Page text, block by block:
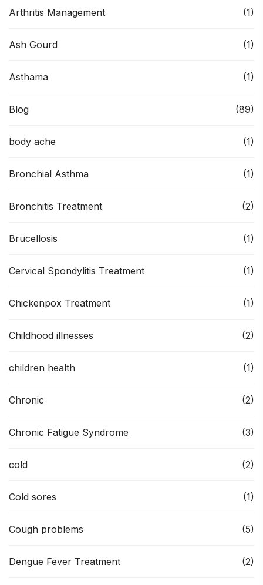
Arthritis Management (1)
Ash Gourd (1)
Asthama (1)
Blog (89)
body ache (1)
Bronchial Asthma (1)
Bronchitis Treatment (2)
Brucellosis (1)
Cervical Spondylitis Treatment (1)
Chickenpox Treatment (1)
Childhood illnesses (2)
children health (1)
Chronic (2)
Chronic Fatigue Syndrome (3)
cold (2)
Cold sores (1)
Cough problems (5)
Dengue Fever Treatment (2)